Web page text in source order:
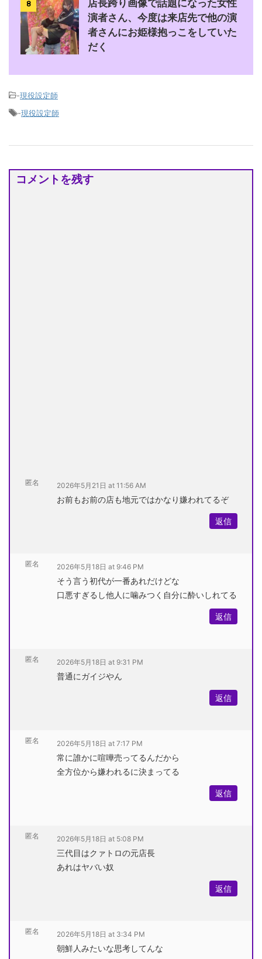
8
店長跨り画像で話題になった女性
演者さん、今度は来店先で他の演
者さんにお姫様抱っこをしていた
だく
-現役設定師
-現役設定師
コメントを残す
匿名 2026年5月21日 at 11:56 AM
お前もお前の店も地元ではかなり嫌われてるぞ
返信
匿名 2026年5月18日 at 9:46 PM
そう言う初代が一番あれだけどな
口悪すぎるし他人に噛みつく自分に酔いしれてる
返信
匿名 2026年5月18日 at 9:31 PM
普通にガイジやん
返信
匿名 2026年5月18日 at 7:17 PM
常に誰かに喧嘩売ってるんだから
全方位から嫌われるに決まってる
返信
匿名 2026年5月18日 at 5:08 PM
三代目はクァトロの元店長
あれはヤバい奴
返信
匿名 2026年5月18日 at 3:34 PM
朝鮮人みたいな思考してんな